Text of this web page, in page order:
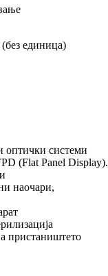
единица)
оптички системи
(Flat Panel Display).
наочари,
пристаништето